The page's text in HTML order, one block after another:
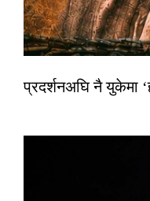
प्रदर्शनअघि नै युकेमा